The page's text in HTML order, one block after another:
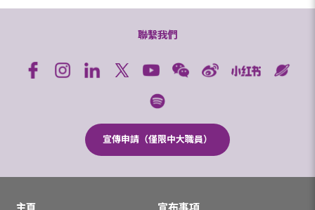
聯繫我們
宣傳申請（僅限中大職員）